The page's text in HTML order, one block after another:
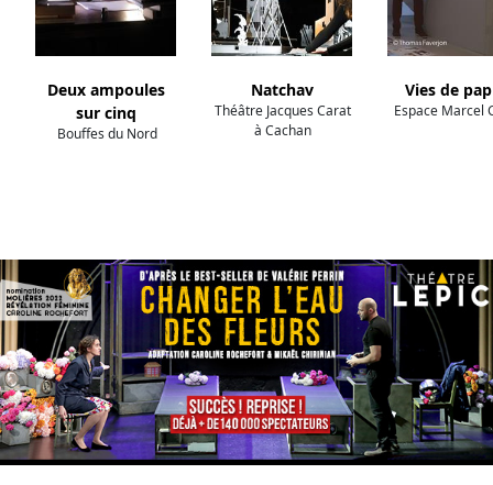
Deux ampoules
sur cinq
Bouffes du Nord
Natchav
Théâtre Jacques Carat
à Cachan
Vies de
Espace Marcel